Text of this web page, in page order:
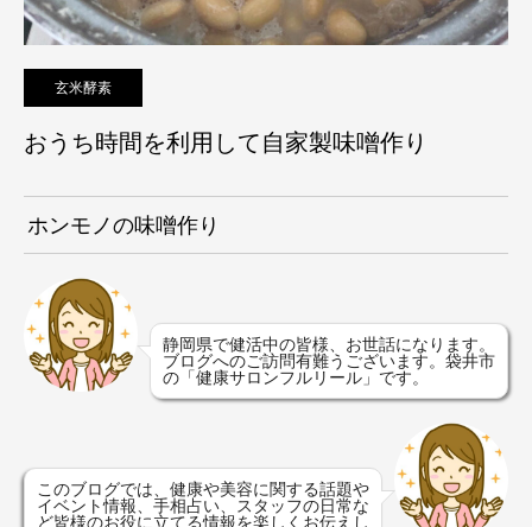
玄米酵素
おうち時間を利用して自家製味噌作り
ホンモノの味噌作り
静岡県で健活中の皆様、お世話になります。
ブログへのご訪問有難うございます。袋井市
の「健康サロンフルリール」です。
このブログでは、健康や美容に関する話題や
イベント情報、手相占い、スタッフの日常な
ど皆様のお役に立てる情報を楽しくお伝えし